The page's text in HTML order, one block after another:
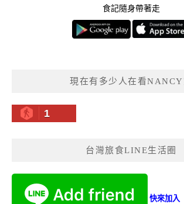
食記隨身帶著走
現在有多少人在看NANCY
1
台灣旅食LINE生活圈
快來加入